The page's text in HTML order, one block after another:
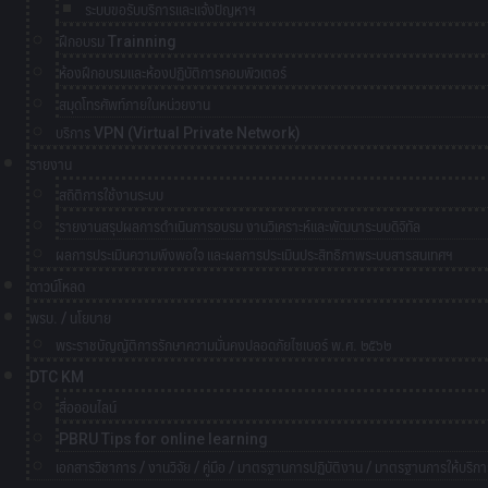
ระบบขอรับบริการและแจ้งปัญหาฯ
ฝึกอบรม Trainning
ห้องฝึกอบรมและห้องปฏิบัติการคอมพิวเตอร์
สมุดโทรศัพท์ภายในหน่วยงาน
บริการ VPN (Virtual Private Network)
รายงาน
สถิติการใช้งานระบบ
รายงานสรุปผลการดำเนินการอบรม งานวิเคราะห์และพัฒนาระบบดิจิทัล
ผลการประเมินความพึงพอใจ และผลการประเมินประสิทธิภาพระบบสารสนเทศฯ
ดาวน์โหลด
พรบ. / นโยบาย
พระราชบัญญัติการรักษาความมั่นคงปลอดภัยไซเบอร์ พ.ศ. ๒๕๖๒
DTC KM
สื่อออนไลน์
PBRU Tips for online learning
เอกสารวิชาการ / งานวิจัย / คู่มือ / มาตรฐานการปฏิบัติงาน / มาตรฐานการให้บริก